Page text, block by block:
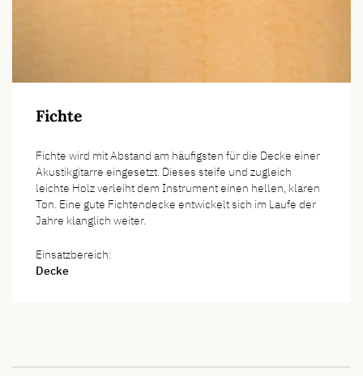
Fichte
Fichte wird mit Abstand am häufigsten für die Decke einer
Akustikgitarre eingesetzt. Dieses steife und zugleich
leichte Holz verleiht dem Instrument einen hellen, klaren
Ton. Eine gute Fichtendecke entwickelt sich im Laufe der
Jahre klanglich weiter.
Einsatzbereich:
Decke